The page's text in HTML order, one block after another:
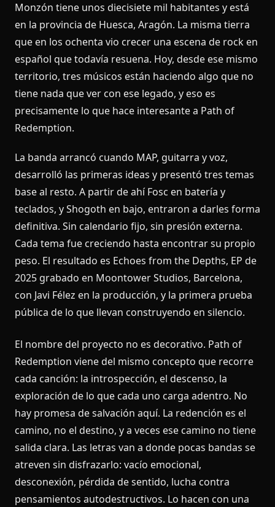
Monzón tiene unos diecisiete mil habitantes y está
en la provincia de Huesca, Aragón. La misma tierra
que en los ochenta vio crecer una escena de rock en
español que todavía resuena. Hoy, desde ese mismo
territorio, tres músicos están haciendo algo que no
tiene nada que ver con ese legado, y eso es
precisamente lo que hace interesante a Path of
Redemption.
La banda arrancó cuando MAP, guitarra y voz,
desarrolló las primeras ideas y presentó tres temas
base al resto. A partir de ahí Fosc en batería y
teclados, y Shogoth en bajo, entraron a darles forma
definitiva. Sin calendario fijo, sin presión externa.
Cada tema fue creciendo hasta encontrar su propio
peso. El resultado es Echoes from the Depths, EP de
2025 grabado en Moontower Studios, Barcelona,
con Javi Félez en la producción, y la primera prueba
pública de lo que llevan construyendo en silencio.
El nombre del proyecto no es decorativo. Path of
Redemption viene del mismo concepto que recorre
cada canción: la introspección, el descenso, la
exploración de lo que cada uno carga adentro. No
hay promesa de salvación aquí. La redención es el
camino, no el destino, y a veces ese camino no tiene
salida clara. Las letras van a donde pocas bandas se
atreven sin disfrazarlo: vacío emocional,
desconexión, pérdida de sentido, lucha contra
pensamientos autodestructivos. Lo hacen con una